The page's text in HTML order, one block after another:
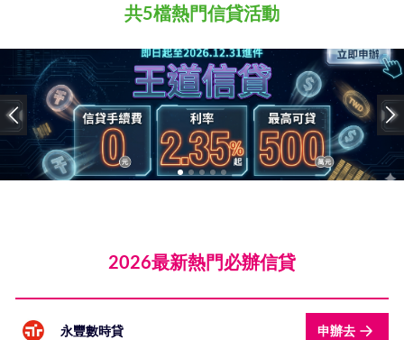
共5檔熱門信貸活動
2026最新熱門必辦信貸
永豐數時貸 申辦去